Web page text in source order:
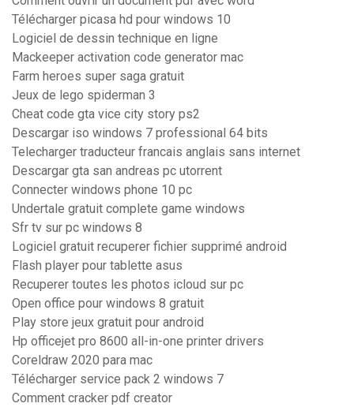
Télécharger picasa hd pour windows 10
Logiciel de dessin technique en ligne
Mackeeper activation code generator mac
Farm heroes super saga gratuit
Jeux de lego spiderman 3
Cheat code gta vice city story ps2
Descargar iso windows 7 professional 64 bits
Telecharger traducteur francais anglais sans internet
Descargar gta san andreas pc utorrent
Connecter windows phone 10 pc
Undertale gratuit complete game windows
Sfr tv sur pc windows 8
Logiciel gratuit recuperer fichier supprimé android
Flash player pour tablette asus
Recuperer toutes les photos icloud sur pc
Open office pour windows 8 gratuit
Play store jeux gratuit pour android
Hp officejet pro 8600 all-in-one printer drivers
Coreldraw 2020 para mac
Télécharger service pack 2 windows 7
Comment cracker pdf creator